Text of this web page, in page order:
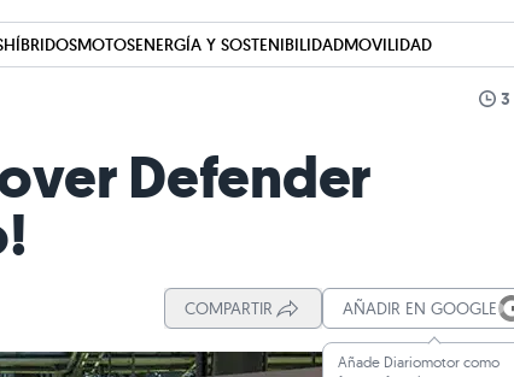
HÍBRIDOSMOTOSENERGÍA Y SOSTENIBILIDADMOVILIDAD
3
Defender
COMPARTIR AÑADIR EN GOOGLE
Añade Diariomotor como